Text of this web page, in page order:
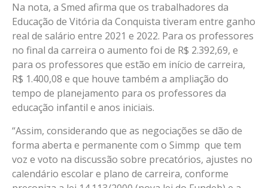
Na nota, a Smed afirma que os trabalhadores da
Educação de Vitória da Conquista tiveram entre ganho
real de salário entre 2021 e 2022. Para os professores
no final da carreira o aumento foi de R$ 2.392,69, e
para os professores que estão em início de carreira,
R$ 1.400,08 e que houve também a ampliação do
tempo de planejamento para os professores da
educação infantil e anos iniciais.
“Assim, considerando que as negociações se dão de
forma aberta e permanente com o Simmp que tem
voz e voto na discussão sobre precatórios, ajustes no
calendário escolar e plano de carreira, conforme